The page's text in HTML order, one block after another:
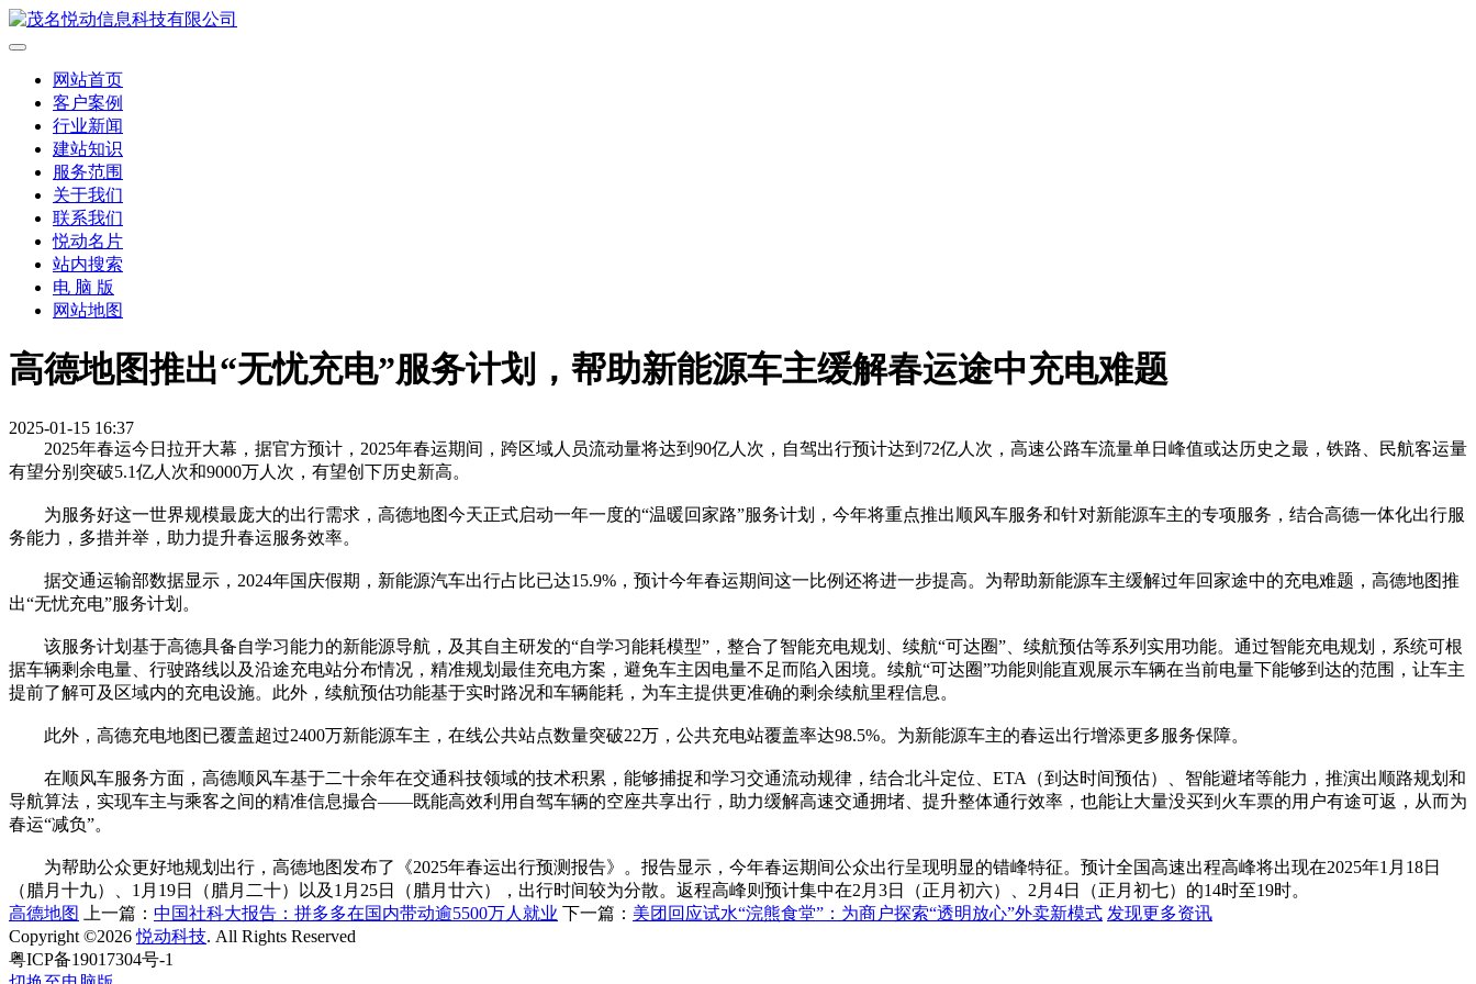
网站首页
客户案例
行业新闻
建站知识
服务范围
关于我们
联系我们
悦动名片
站内搜索
电 脑 版
网站地图
高德地图推出“无忧充电”服务计划，帮助新能源车主缓解春运途中充电难题
2025-01-15 16:37
2025年春运今日拉开大幕，据官方预计，2025年春运期间，跨区域人员流动量将达到90亿人次，自驾出行预计达到72亿人次，高速公路车流量单日峰值或达历史之最，铁路、民航客运量
有望分别突破5.1亿人次和9000万人次，有望创下历史新高。
为服务好这一世界规模最庞大的出行需求，高德地图今天正式启动一年一度的“温暖回家路”服务计划，今年将重点推出顺风车服务和针对新能源车主的专项服务，结合高德一体化出行服
务能力，多措并举，助力提升春运服务效率。
据交通运输部数据显示，2024年国庆假期，新能源汽车出行占比已达15.9%，预计今年春运期间这一比例还将进一步提高。为帮助新能源车主缓解过年回家途中的充电难题，高德地图推
出“无忧充电”服务计划。
该服务计划基于高德具备自学习能力的新能源导航，及其自主研发的“自学习能耗模型”，整合了智能充电规划、续航“可达圈”、续航预估等系列实用功能。通过智能充电规划，系统可根
据车辆剩余电量、行驶路线以及沿途充电站分布情况，精准规划最佳充电方案，避免车主因电量不足而陷入困境。续航“可达圈”功能则能直观展示车辆在当前电量下能够到达的范围，让车主
提前了解可及区域内的充电设施。此外，续航预估功能基于实时路况和车辆能耗，为车主提供更准确的剩余续航里程信息。
此外，高德充电地图已覆盖超过2400万新能源车主，在线公共站点数量突破22万，公共充电站覆盖率达98.5%。为新能源车主的春运出行增添更多服务保障。
在顺风车服务方面，高德顺风车基于二十余年在交通科技领域的技术积累，能够捕捉和学习交通流动规律，结合北斗定位、ETA（到达时间预估）、智能避堵等能力，推演出顺路规划和
导航算法，实现车主与乘客之间的精准信息撮合——既能高效利用自驾车辆的空座共享出行，助力缓解高速交通拥堵、提升整体通行效率，也能让大量没买到火车票的用户有途可返，从而为
春运“减负”。
为帮助公众更好地规划出行，高德地图发布了《2025年春运出行预测报告》。报告显示，今年春运期间公众出行呈现明显的错峰特征。预计全国高速出程高峰将出现在2025年1月18日
（腊月十九）、1月19日（腊月二十）以及1月25日（腊月廿六），出行时间较为分散。返程高峰则预计集中在2月3日（正月初六）、2月4日（正月初七）的14时至19时。
高德地图
上一篇： 中国社科大报告：拼多多在国内带动逾5500万人就业 下一篇： 美团回应试水“浣熊食堂”：为商户探索“透明放心”外卖新模式 发现更多资讯
Copyright ©2026悦动科技. All Rights Reserved
粤ICP备19017304号-1